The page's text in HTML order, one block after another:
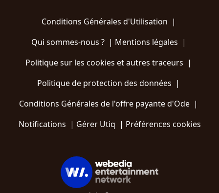
Conditions Générales d'Utilisation |
Qui sommes-nous ?| Mentions légales |
Politique sur les cookies et autres traceurs |
Politique de protection des données |
Conditions Générales de l'offre payante d'Ode |
Notifications | Gérer Utiq | Préférences cookies